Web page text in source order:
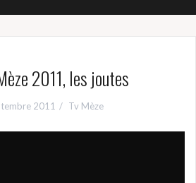
2011, les joutes
2011 Tv Mèze